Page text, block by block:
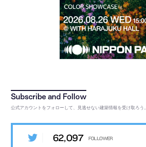
公式アカウントをフォローして、見逃せない建築情報を受け取ろう。
62,097